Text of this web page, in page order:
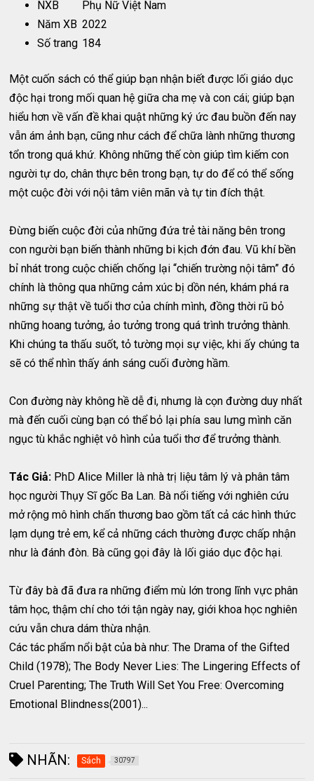
NXB
Phụ Nữ Việt Nam
Năm XB 2022
Số trang 184
Một cuốn sách có thể giúp bạn nhận biết được lối giáo dục
độc hại trong mối quan hệ giữa cha mẹ và con cái; giúp bạn
hiểu hơn về vấn đề khai quật những ký ức đau buồn đến nay
vẫn ám ảnh bạn, cũng như cách để chữa lành những thương
tổn trong quá khứ. Không những thế còn giúp tìm kiếm con
người tự do, chân thực bên trong bạn, tự do để có thể sống
một cuộc đời với nội tâm viên mãn và tự tin đích thật.
Đừng biến cuộc đời của những đứa trẻ tài năng bên trong
con người bạn biến thành những bi kịch đớn đau. Vũ khí bền
bỉ nhát trong cuộc chiến chống lại “chiến trường nội tâm” đó
chính là thông qua những cảm xúc bị dồn nén, khám phá ra
những sự thật về tuổi thơ của chính mình, đồng thời rũ bỏ
những hoang tưởng, ảo tưởng trong quá trình trưởng thành.
Khi chúng ta thấu suốt, tỏ tường mọi sự việc, khi ấy chúng ta
sẽ có thể nhìn thấy ánh sáng cuối đường hầm.
Con đường này không hề dễ đi, nhưng là cọn đường duy nhất
mà đến cuối cùng bạn có thể bỏ lại phía sau lưng mình căn
ngục tù khắc nghiệt vô hình của tuổi thơ để trưởng thành.
Tác Giả: PhD Alice Miller là nhà trị liệu tâm lý và phân tâm
học người Thụy Sĩ gốc Ba Lan. Bà nổi tiếng với nghiên cứu
mở rộng mô hình chấn thương bao gồm tất cả các hình thức
lạm dụng trẻ em, kể cả những cách thường được chấp nhận
như là đánh đòn. Bà cũng gọi đây là lối giáo dục độc hại.
Từ đây bà đã đưa ra những điểm mù lớn trong lĩnh vực phân
tâm học, thậm chí cho tới tận ngày nay, giới khoa học nghiên
cứu vẫn chưa dám thừa nhận.
Các tác phẩm nổi bật của bà như: The Drama of the Gifted
Child (1978); The Body Never Lies: The Lingering Effects of
Cruel Parenting; The Truth Will Set You Free: Overcoming
Emotional Blindness(2001)...
NHÃN: Sách 30797